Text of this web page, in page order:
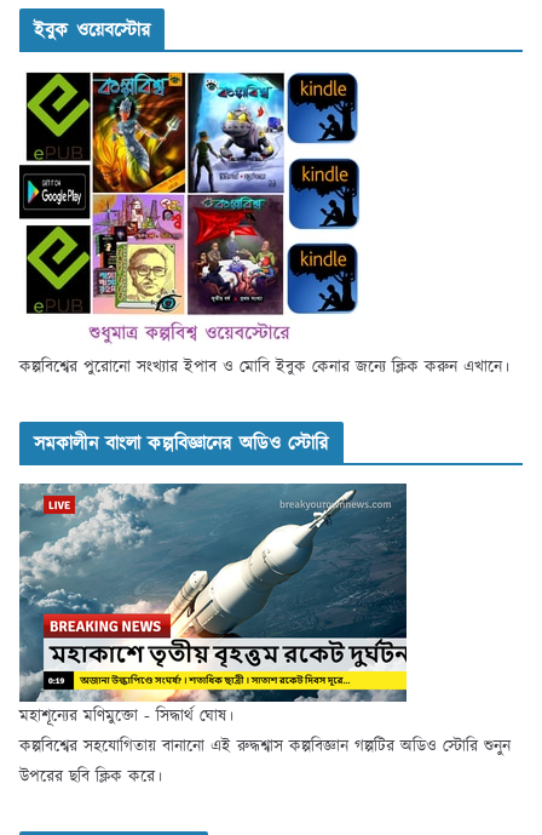
ইবুক ওয়েবস্টোর
কল্পবিশ্বের পুরোনো সংখ্যার ইপাব ও মোবি ইবুক কেনার জন্যে ক্লিক করুন এখানে।
সমকালীন বাংলা কল্পবিজ্ঞানের অডিও স্টোরি
মহাশূন্যের মণিমুক্তো - সিদ্ধার্থ ঘোষ।
কল্পবিশ্বের সহযোগিতায় বানানো এই রুদ্ধশ্বাস কল্পবিজ্ঞান গল্পটির অডিও স্টোরি শুনুন
উপরের ছবি ক্লিক করে।